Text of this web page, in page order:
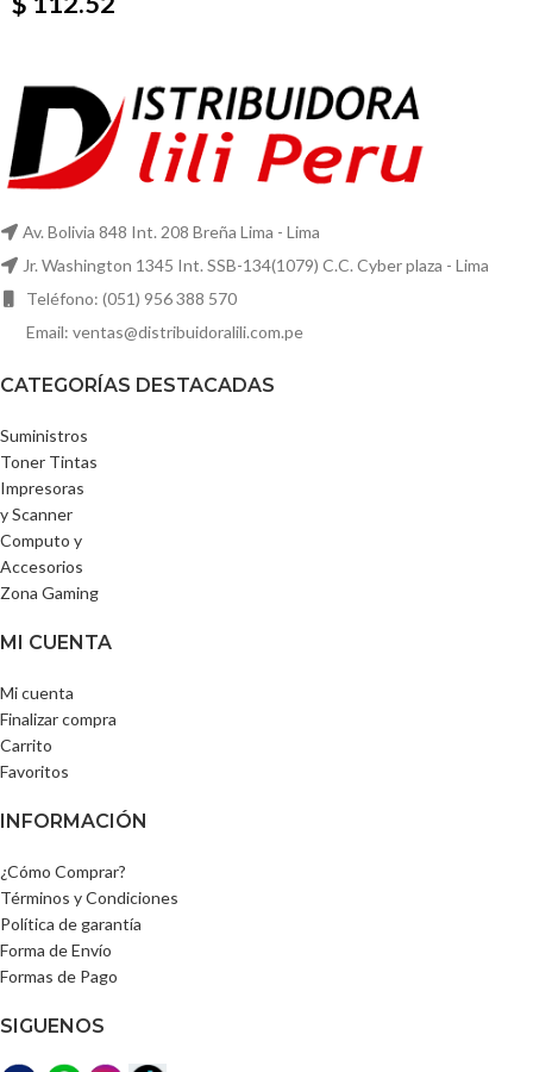
Av. Bolivia 848 Int. 208 Breña Lima - Lima
Jr. Washington 1345 Int. SSB-134(1079) C.C. Cyber plaza - Lima
Teléfono: (051) 956 388 570
Email: ventas@distribuidoralili.com.pe
CATEGORÍAS DESTACADAS
Suministros
Toner Tintas
Impresoras
y Scanner
Computo y
Accesorios
Zona Gaming
MI CUENTA
Mi cuenta
Finalizar compra
Carrito
Favoritos
INFORMACIÓN
¿Cómo Comprar?
Términos y Condiciones
Política de garantía
Forma de Envío
Formas de Pago
SIGUENOS